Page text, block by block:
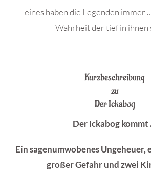
eines haben die Legenden immer
Wahrheit der tief in ihnen
Kurzbeschreibung
zu
Der Ickabog
Der Ickabog
Ein sagenumwobenes Ungeheuer,
großer Gefahr und zwei